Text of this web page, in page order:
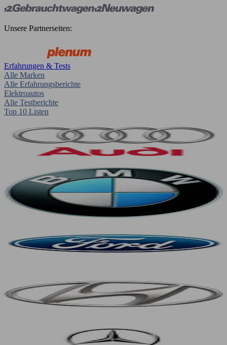
Unsere Partnerseiten:
Erfahrungen & Tests
Alle Marken
Alle Erfahrungsberichte
Elektroautos
Alle Testberichte
Top 10 Listen